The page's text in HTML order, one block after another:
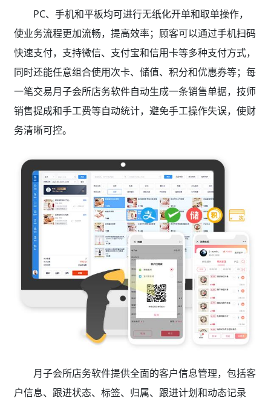
PC、手机和平板均可进行无纸化开单和取单操作，
使业务流程更加流畅，提高效率；顾客可以通过手机扫码
快速支付，支持微信、支付宝和信用卡等多种支付方式，
同时还能任意组合使用次卡、储值、积分和优惠券等；每
一笔交易月子会所店务软件自动生成一条销售单据，技师
销售提成和手工费等自动统计，避免手工操作失误，使财
务清晰可控。
月子会所店务软件提供全面的客户信息管理，包括客
户信息、跟进状态、标签、归属、跟进计划和动态记录